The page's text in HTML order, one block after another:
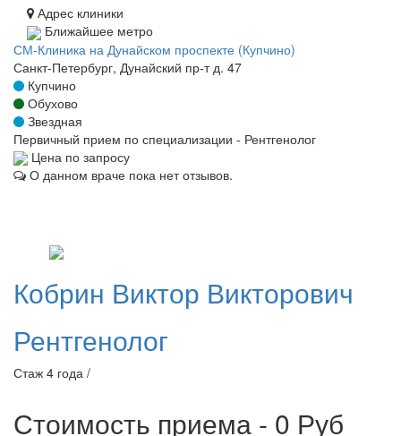
Адрес клиники
Ближайшее метро
СМ-Клиника на Дунайском проспекте (Купчино)
Санкт-Петербург, Дунайский пр-т д. 47
Купчино
Обухово
Звездная
Первичный прием по специализации - Рентгенолог
Цена по запросу
О данном враче пока нет отзывов.
Кобрин Виктор Викторович
Рентгенолог
Стаж 4 года /
Стоимость приема - 0 Руб